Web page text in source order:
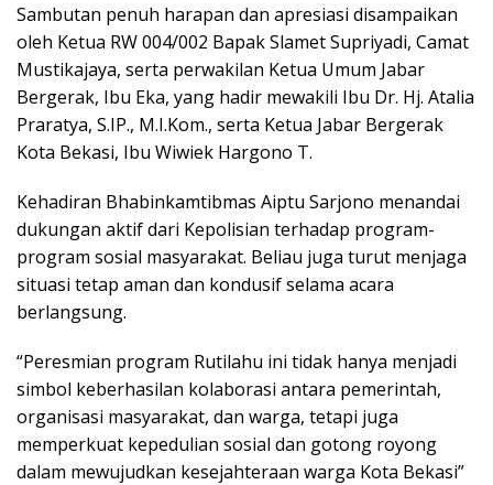
Sambutan penuh harapan dan apresiasi disampaikan
oleh Ketua RW 004/002 Bapak Slamet Supriyadi, Camat
Mustikajaya, serta perwakilan Ketua Umum Jabar
Bergerak, Ibu Eka, yang hadir mewakili Ibu Dr. Hj. Atalia
Praratya, S.IP., M.I.Kom., serta Ketua Jabar Bergerak
Kota Bekasi, Ibu Wiwiek Hargono T.
Kehadiran Bhabinkamtibmas Aiptu Sarjono menandai
dukungan aktif dari Kepolisian terhadap program-
program sosial masyarakat. Beliau juga turut menjaga
situasi tetap aman dan kondusif selama acara
berlangsung.
“Peresmian program Rutilahu ini tidak hanya menjadi
simbol keberhasilan kolaborasi antara pemerintah,
organisasi masyarakat, dan warga, tetapi juga
memperkuat kepedulian sosial dan gotong royong
dalam mewujudkan kesejahteraan warga Kota Bekasi”